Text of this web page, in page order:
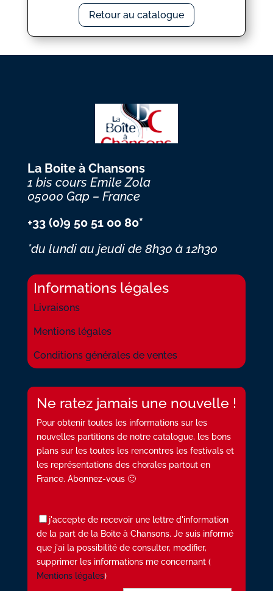
Retour au catalogue
La Boite à Chansons
1 bis cours Emile Zola
05000 Gap – France
+33 (0)9 50 51 00 80*
*du lundi au jeudi de 8h30 à 12h30
Informations légales
Livraisons
Mentions légales
Conditions générales de ventes
Ne ratez jamais une nouvelle !
Pour obtenir toutes les informations sur les
nouvelles partitions de notre catalogue, les bons
plans sur les toutes les rencontres les festivals et
les représentations des chorales partout en
France. Abonnez-vous 🙂
j'accepte de recevoir une lettre d'information
de la part de la Boite à Chansons. Je suis informé
que j'ai la possibilité de consulter, modifier,
supprimer les informations me concernant (
Mentions légales)